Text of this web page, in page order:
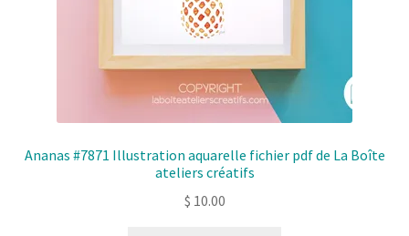
Ananas #7871 Illustration aquarelle fichier pdf de La Boîte
ateliers créatifs
$ 10.00